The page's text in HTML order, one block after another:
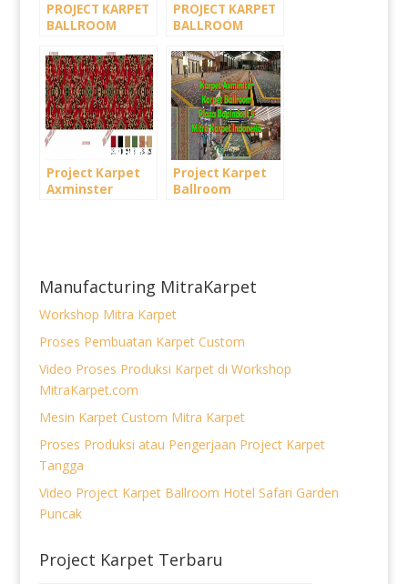
PROJECT KARPET
BALLROOM
GARDEN –
PUNCAK BOGOR
PROJECT KARPET
BALLROOM
IMAM BONJOL,
PADANG –
SUMATERA
BARAT
Project Karpet
Axminster
Project Karpet
Ballroom
Manufacturing MitraKarpet
Workshop Mitra Karpet
Proses Pembuatan Karpet Custom
Video Proses Produksi Karpet di Workshop
MitraKarpet.com
Mesin Karpet Custom Mitra Karpet
Proses Produksi atau Pengerjaan Project Karpet
Tangga
Video Project Karpet Ballroom Hotel Safari Garden
Puncak
Project Karpet Terbaru